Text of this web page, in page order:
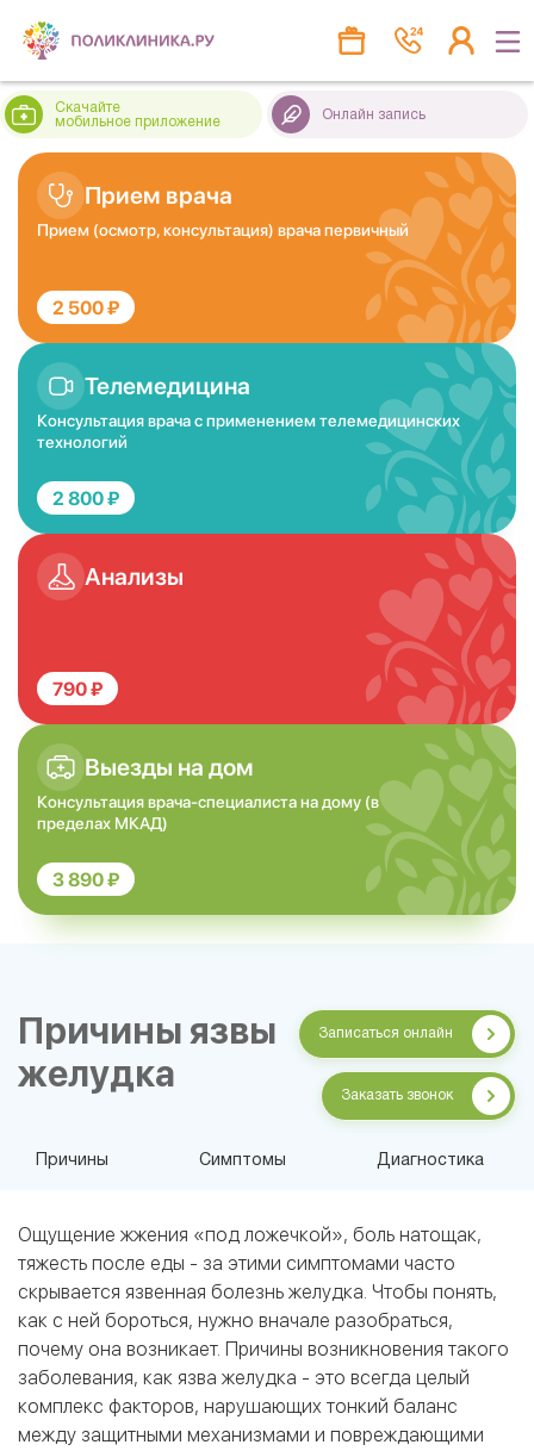
Скачайте
мобильное приложение
Онлайн запись
Прием врача
Прием (осмотр, консультация) врача первичный
2 500 ₽
Телемедицина
Консультация врача с применением телемедицинских
технологий
2 800 ₽
Анализы
790 ₽
Выезды на дом
Консультация врача-специалиста на дому (в
пределах МКАД)
3 890 ₽
Причины язвы
желудка
Записаться онлайн
Заказать звонок
Причины Симптомы Диагностика
Ощущение жжения «под ложечкой», боль натощак,
тяжесть после еды - за этими симптомами часто
скрывается язвенная болезнь желудка. Чтобы понять,
как с ней бороться, нужно вначале разобраться,
почему она возникает. Причины возникновения такого
заболевания, как язва желудка - это всегда целый
комплекс факторов, нарушающих тонкий баланс
между защитными механизмами и повреждающими